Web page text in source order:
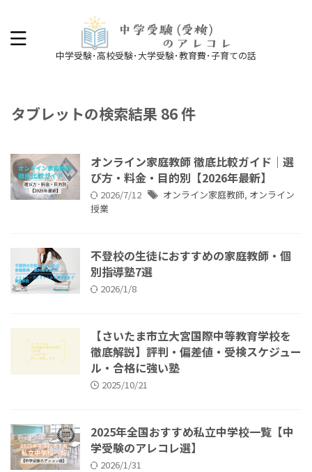
中学受験･高校受験･大学受験･教育費･子育ての話
タブレットの検索結果 86 件
オンライン家庭教師 徹底比較ガイド｜選
び方・料金・目的別【2026年最新】
2026/7/12 オンライン家庭教師, オンライン
授業
不登校の生徒におすすめの家庭教師・個
別指導塾7選
2026/1/8
【さいたま市立大宮国際中等教育学校を
徹底解説】評判・偏差値・受検スケジュー
ル・合格に強い塾
2025/10/21
2025年全国おすすめ私立中学校一覧【中
学受験のアレコレ選】
2026/1/31